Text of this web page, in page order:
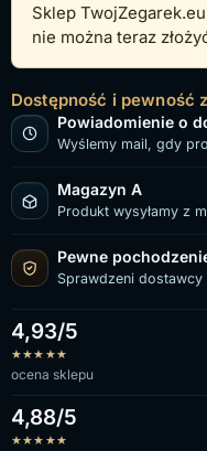
Sklep
nie można teraz
Dostępność i pewność
Powiadomienie o
Wyślemy mail, gdy
Magazyn A
Produkt wysyłamy z
Pewne
Sprawdzeni dostawcy
4,93/5
★★★ ★★
ocena sklepu
4,88/5
★★★ ★★